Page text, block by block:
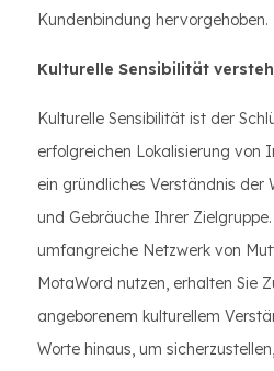
Kundenbindung hervorgehoben.
Kulturelle Sensibilität
Kulturelle Sensibilität ist der
erfolgreichen Lokalisierung von
ein gründliches Verständnis der
und Gebräuche Ihrer
umfangreiche Netzwerk von
MotaWord nutzen, erhalten Sie
angeborenem kulturellem
Worte hinaus, um